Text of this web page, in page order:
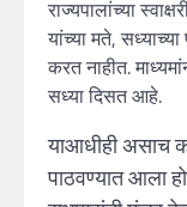
राज्यपालांच्या
यांच्या मते,
करत नाहीत.
सध्या दिसत आहे.
याआधीही असाच
पाठवण्यात आला